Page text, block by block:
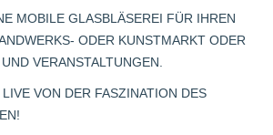
in
new
window
MOBILE GLASBLÄSEREI FÜR IHREN
ODER KUNSTMARKT ODER
VERANSTALTUNGEN.
VON DER FASZINATION DES